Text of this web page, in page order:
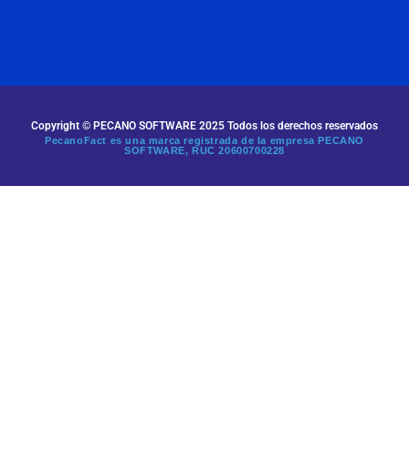
Copyright © PECANO SOFTWARE 2025 Todos los derechos reservados
PecanoFact es una marca registrada de la empresa PECANO
SOFTWARE, RUC20600700228